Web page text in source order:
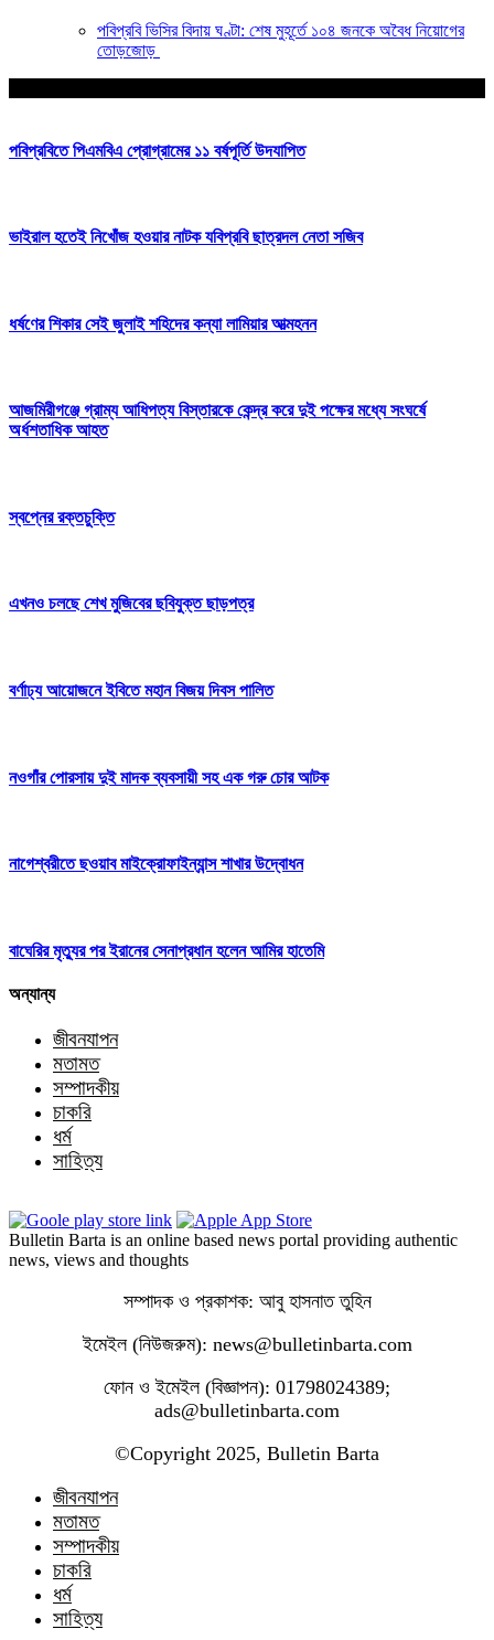
পবিপ্রবি ভিসির বিদায় ঘণ্টা: শেষ মুহূর্তে ১০৪ জনকে অবৈধ নিয়োগের
তোড়জোড়
পবিপ্রবিতে পিএমবিএ প্রোগ্রামের ১১ বর্ষপূর্তি উদযাপিত
ভাইরাল হতেই নিখোঁজ হওয়ার নাটক যবিপ্রবি ছাত্রদল নেতা সজিব
ধর্ষণের শিকার সেই জুলাই শহিদের কন্যা লামিয়ার আত্মহনন
আজমিরীগঞ্জে গ্রাম্য আধিপত্য বিস্তারকে কেন্দ্র করে দুই পক্ষের মধ্যে সংঘর্ষে
অর্ধশতাধিক আহত
স্বপ্নের রক্তচুক্তি
এখনও চলছে শেখ মুজিবের ছবিযুক্ত ছাড়পত্র
বর্ণাঢ্য আয়োজনে ইবিতে মহান বিজয় দিবস পালিত
নওগাঁর পোরসায় দুই মাদক ব্যবসায়ী সহ এক গরু চোর আটক
নাগেশ্বরীতে ছওয়াব মাইক্রোফাইন্যান্স শাখার উদ্বোধন
বাঘেরির মৃত্যুর পর ইরানের সেনাপ্রধান হলেন আমির হাতেমি
অন্যান্য
জীবনযাপন
মতামত
সম্পাদকীয়
চাকরি
ধর্ম
সাহিত্য
Bulletin Barta is an online based news portal providing authentic
news, views and thoughts
সম্পাদক ও প্রকাশক: আবু হাসনাত তুহিন
ইমেইল (নিউজরুম): news@bulletinbarta.com
ফোন ও ইমেইল (বিজ্ঞাপন): 01798024389;
ads@bulletinbarta.com
©️Copyright 2025, Bulletin Barta
জীবনযাপন
মতামত
সম্পাদকীয়
চাকরি
ধর্ম
সাহিত্য